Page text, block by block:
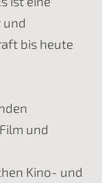
und
bis heute
und
Kino- und